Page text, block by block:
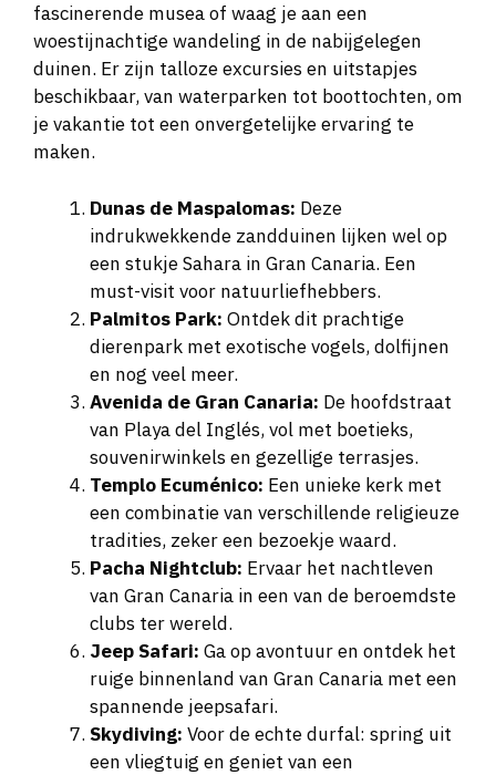
fascinerende musea of waag je aan een
woestijnachtige wandeling in de nabijgelegen
duinen. Er zijn talloze excursies en uitstapjes
beschikbaar, van waterparken tot boottochten, om
je vakantie tot een onvergetelijke ervaring te
maken.
Dunas de Maspalomas: Deze
indrukwekkende zandduinen lijken wel op
een stukje Sahara in Gran Canaria. Een
must-visit voor natuurliefhebbers.
Palmitos Park: Ontdek dit prachtige
dierenpark met exotische vogels, dolfijnen
en nog veel meer.
Avenida de Gran Canaria: De hoofdstraat
van Playa del Inglés, vol met boetieks,
souvenirwinkels en gezellige terrasjes.
Templo Ecuménico: Een unieke kerk met
een combinatie van verschillende religieuze
tradities, zeker een bezoekje waard.
Pacha Nightclub: Ervaar het nachtleven
van Gran Canaria in een van de beroemdste
clubs ter wereld.
Jeep Safari: Ga op avontuur en ontdek het
ruige binnenland van Gran Canaria met een
spannende jeepsafari.
Skydiving: Voor de echte durfal: spring uit
een vliegtuig en geniet van een